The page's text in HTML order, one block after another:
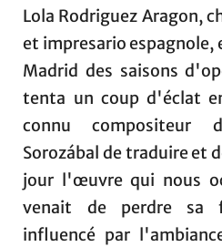
Lola Rodriguez Aragon,
et impresario espagnole,
Madrid des saisons
tenta un coup d'éclat
connu compositeur
Sorozábal de traduire et
jour l'œuvre qui nous
venait de perdre sa
influencé par